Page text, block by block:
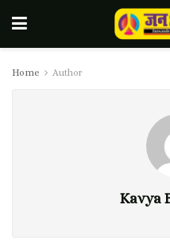
Home Author
Kavya